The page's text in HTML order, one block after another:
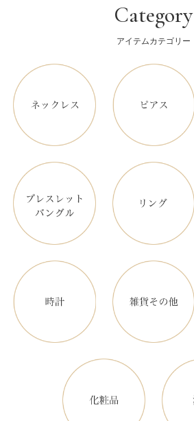
Category
アイテムカテゴリー